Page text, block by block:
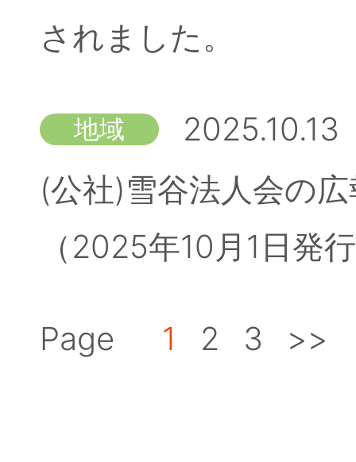
されました。
地域
2025.10.13
(公社)雪谷法人会の
（2025年10月1日発
Page 1 2 3 >>